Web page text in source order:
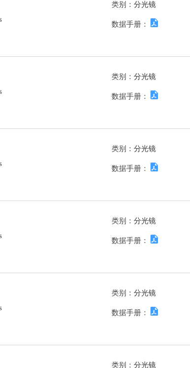
类别： 分光镜
数据手册：
类别： 分光镜
数据手册：
类别： 分光镜
数据手册：
类别： 分光镜
数据手册：
类别： 分光镜
数据手册：
类别： 分光镜